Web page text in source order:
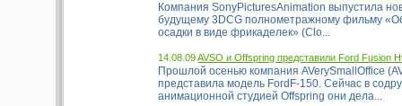
Компания SonyPicturesAnimation выпустила
будущему 3DCG полнометражному фильму
осадки в виде фрикаделек» (Clo...
14.08.09AVSO и Offspring представили Ford Fusion
Прошлой осенью компания AVerySmallOffice
представила модель FordF-150. Сейчас в
анимационной студией Offspring они дела...